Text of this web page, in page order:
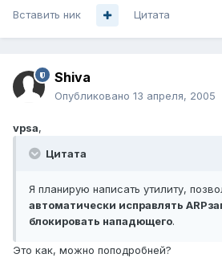
Вставить ник Цитата
Shiva
Опубликовано 13 апреля, 2005
vpsa,
Цитата
Я планирую написать утилиту,
автоматически исправлять
блокировать нападющего.
Это как, можно поподробней?